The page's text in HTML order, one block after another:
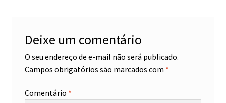
Deixe um comentário
O seu endereço de e-mail não será publicado.
Campos obrigatórios são marcados com *
Comentário *